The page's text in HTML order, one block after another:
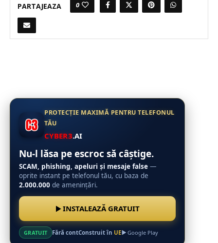
PARTAJEAZA 0
PROTECȚIE MAXIMĂ PENTRU TELEFONUL
TĂU
CYBER3.AI
Nu-l lăsa pe escroc să câștige.
SCAM, phishing, apeluri și mesaje false —
oprite instant pe telefonul tău, cu baza de
2.000.000 de amenințări.
INSTALEAZĂ GRATUIT
GRATUIT Fără contConstruit în UE Google Play